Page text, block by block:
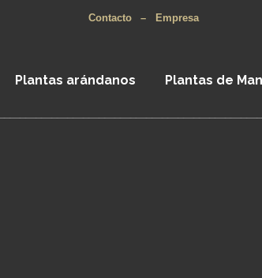
Contacto – Empresa
Plantas arándanos Plantas de